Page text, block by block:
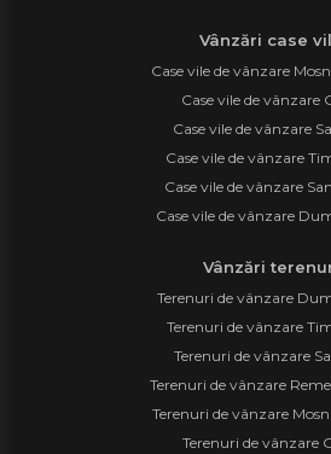
Vânzări case
Case vile de vânzare
Case vile de vânzare
Case vile de vânzare
Case vile de vânzare
Case vile de vânzare
Case vile de vânzare
Vânzări
Terenuri de vânzare
Terenuri de vânzare
Terenuri de vânzare
Terenuri de vânzare
Terenuri de vânzare
Terenuri de vânzare